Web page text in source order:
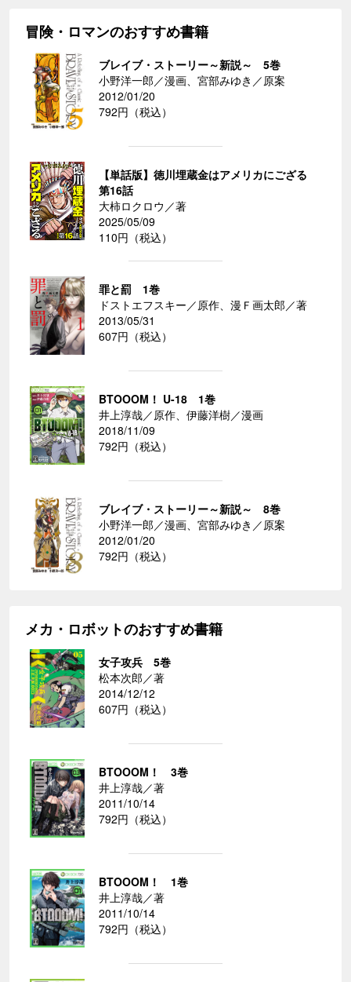
冒険・ロマンのおすすめ書籍
ブレイブ・ストーリー～新説～ 5巻
小野洋一郎／漫画、宮部みゆき／原案
2012/01/20
792円（税込）
【単話版】徳川埋蔵金はアメリカにござる
第16話
大柿ロクロウ／著
2025/05/09
110円（税込）
罪と罰 1巻
ドストエフスキー／原作、漫Ｆ画太郎／著
2013/05/31
607円（税込）
BTOOOM！ U-18 1巻
井上淳哉／原作、伊藤洋樹／漫画
2018/11/09
792円（税込）
ブレイブ・ストーリー～新説～ 8巻
小野洋一郎／漫画、宮部みゆき／原案
2012/01/20
792円（税込）
メカ・ロボットのおすすめ書籍
女子攻兵 5巻
松本次郎／著
2014/12/12
607円（税込）
BTOOOM！ 3巻
井上淳哉／著
2011/10/14
792円（税込）
BTOOOM！ 1巻
井上淳哉／著
2011/10/14
792円（税込）